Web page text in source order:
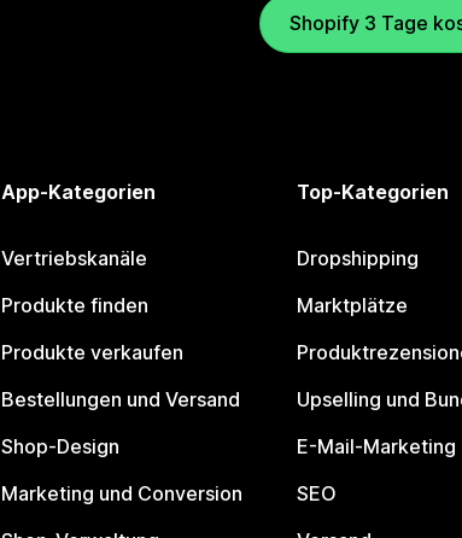
Shopify 3 Tage
App-Kategorien
Vertriebskanäle
Produkte finden
Produkte verkaufen
Bestellungen und Versand
Shop-Design
Marketing und Conversion
Top-Kategorien
Dropshipping
Marktplätze
Upselling und
E-Mail-Marketing
SEO